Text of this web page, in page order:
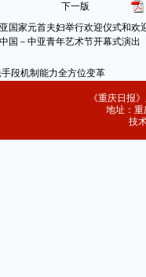
下一版
国家元首夫妇举行欢迎仪式和欢
国－中亚青年艺术节开幕式演出
段机制能力全方位变革
《重庆日报
地址：重
技